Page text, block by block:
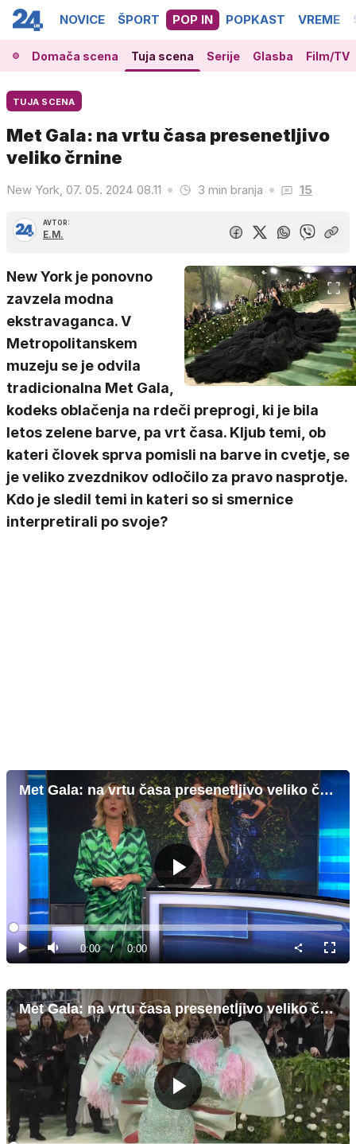
NOVICE ŠPORT POP IN POPKAST VREME
Domača scena Tuja scena Serije Glasba Film/TV
TUJA SCENA
Met Gala: na vrtu časa presenetljivo
veliko črnine
New York, 07. 05. 2024 08.11 3 min branja 15
AVTOR:
E.M.
New York je ponovno
zavzela modna
ekstravaganca. V
Metropolitanskem
muzeju se je odvila
tradicionalna Met Gala,
kodeks oblačenja na rdeči preprogi, ki je bila
letos zelene barve, pa vrt časa. Kljub temi, ob
kateri človek sprva pomisli na barve in cvetje, se
je veliko zvezdnikov odločilo za pravo nasprotje.
Kdo je sledil temi in kateri so si smernice
interpretirali po svoje?
Met Gala: na vrtu časa presenetljivo veliko črnine
Predvajaj
Predvajaj
Tiho Current
0:00 / Duration
0:00
Loaded:
0%
način
Met Gala: na vrtu časa presenetljivo veliko črnine